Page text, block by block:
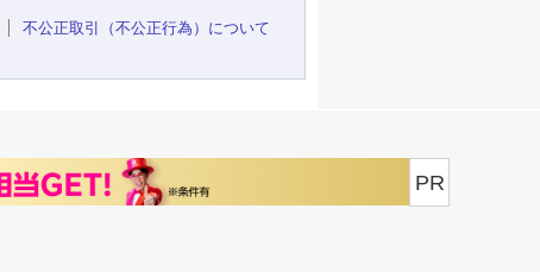
不公正取引（不公正行為）について
PR